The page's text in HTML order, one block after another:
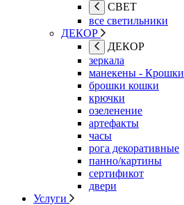
СВЕТ
все светильники
ДЕКОР
ДЕКОР
зеркала
манекены - Крошки
брошки кошки
крючки
озеленение
артефакты
часы
рога декоративные
панно/картины
сертификот
двери
Услуги